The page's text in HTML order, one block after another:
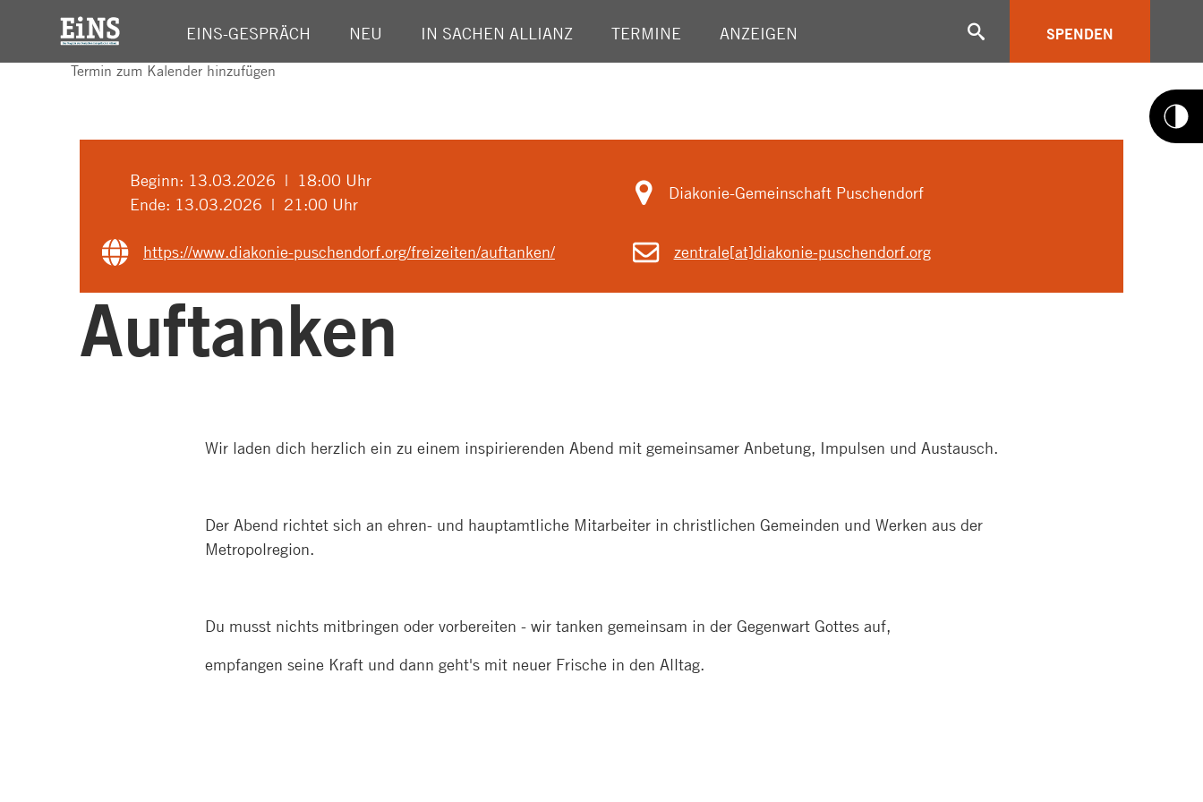
EINS-GESPRÄCH NEU IN SACHEN ALLIANZ TERMINE ANZEIGEN SPENDEN
Termin zum Kalender hinzufügen
Beginn: 13.03.2026 | 18:00 Uhr
Ende: 13.03.2026 | 21:00 Uhr
Diakonie-Gemeinschaft Puschendorf
https://www.diakonie-puschendorf.org/freizeiten/auftanken/ zentrale[at]diakonie-puschendorf.org
Auftanken
Wir laden dich herzlich ein zu einem inspirierenden Abend mit gemeinsamer Anbetung, Impulsen und Austausch.
Der Abend richtet sich an ehren- und hauptamtliche Mitarbeiter in christlichen Gemeinden und Werken aus der
Metropolregion.
Du musst nichts mitbringen oder vorbereiten - wir tanken gemeinsam in der Gegenwart Gottes auf,
empfangen seine Kraft und dann geht's mit neuer Frische in den Alltag.